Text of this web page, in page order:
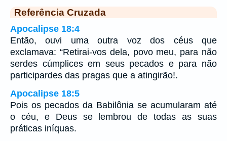
Referência Cruzada
Apocalipse 18:4
Então, ouvi uma outra voz dos céus que
exclamava: “Retirai-vos dela, povo meu, para não
serdes cúmplices em seus pecados e para não
participardes das pragas que a atingirão!.
Apocalipse 18:5
Pois os pecados da Babilônia se acumularam até
o céu, e Deus se lembrou de todas as suas
práticas iníquas.